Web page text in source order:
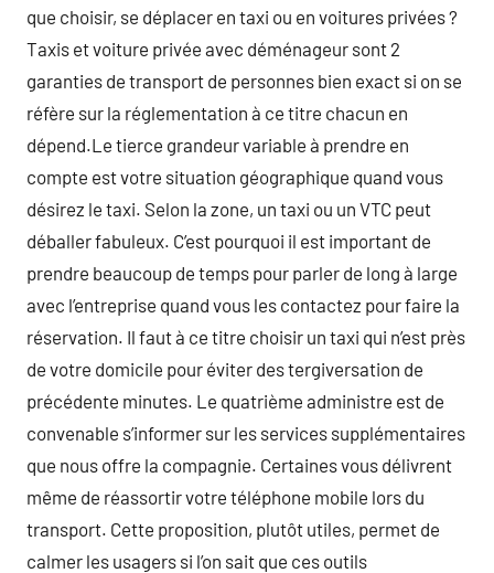
que choisir, se déplacer en taxi ou en voitures privées ?
Taxis et voiture privée avec déménageur sont 2
garanties de transport de personnes bien exact si on se
réfère sur la réglementation à ce titre chacun en
dépend.Le tierce grandeur variable à prendre en
compte est votre situation géographique quand vous
désirez le taxi. Selon la zone, un taxi ou un VTC peut
déballer fabuleux. C’est pourquoi il est important de
prendre beaucoup de temps pour parler de long à large
avec l’entreprise quand vous les contactez pour faire la
réservation. Il faut à ce titre choisir un taxi qui n’est près
de votre domicile pour éviter des tergiversation de
précédente minutes. Le quatrième administre est de
convenable s’informer sur les services supplémentaires
que nous offre la compagnie. Certaines vous délivrent
même de réassortir votre téléphone mobile lors du
transport. Cette proposition, plutôt utiles, permet de
calmer les usagers si l’on sait que ces outils